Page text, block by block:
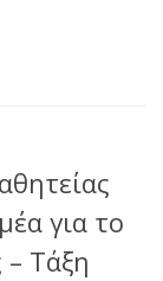
για το
– Τάξη